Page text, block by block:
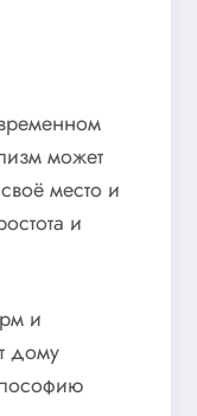
может
место и
и
и
дому